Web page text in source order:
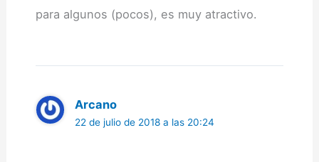
para algunos (pocos), es muy atractivo.
Arcano
22 de julio de 2018 a las 20:24